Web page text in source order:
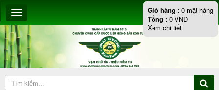
Giỏ hàng : 0 mặt hàng
Tổng : 0 VND
Xem chi tiết